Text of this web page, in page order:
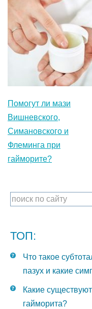
Помогут ли мази
Вишневского,
Симановского и
Флеминга при
гайморите?
ТОП:
Что такое
пазух и какие
Какие
гайморита?